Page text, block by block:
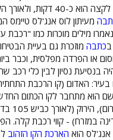
הנסיעה מקצה לקצה הוא כ-
מעיתון לוס אנג'לס
מילים מוכרות כמו "רכבת
כתבה
או הפרדה מפלסית, וכבר
בנסיעת נסיון לבין כלי
(שם הוא מתחבר לקו הכתום
הכחול
במזרח) - קווי רכבת קלה.
הוא הארכת הקו הזהוב